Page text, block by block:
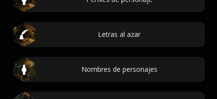
Letras al azar
Nombres de personajes